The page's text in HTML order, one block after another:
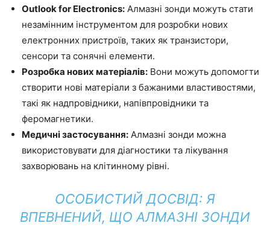
Outlook for Electronics: Алмазні зонди можуть стати
незамінним інструментом для розробки нових
електронних пристроїв, таких як транзистори,
сенсори та сонячні елементи.
Розробка нових матеріалів: Вони можуть допомогти
створити нові матеріали з бажаними властивостями,
такі як надпровідники, напівпровідники та
феромагнетики.
Медичні застосування: Алмазні зонди можна
використовувати для діагностики та лікування
захворювань на клітинному рівні.
ОСОБИСТИЙ ДОСВІД: Я
ВПЕВНЕНИЙ, ЩО АЛМАЗНІ ЗОНДИ